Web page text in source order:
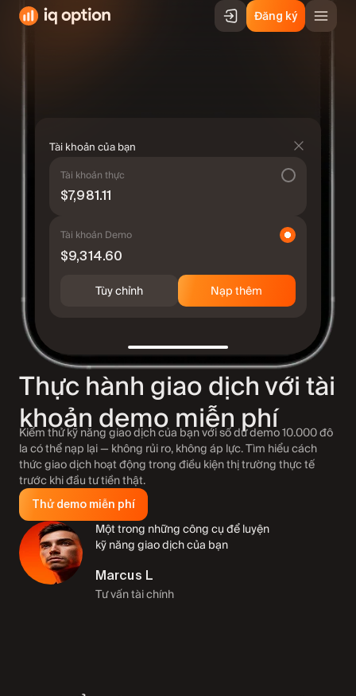
Đăng ký
Tài khoản của bạn
Tài khoản thực
$7,981.11
Tài khoản Demo
$9,314.60
Tùy chỉnh Nạp thêm
Thực hành giao dịch với tài
khoản demo miễn phí
Kiểm thử kỹ năng giao dịch của bạn với số dư demo 10.000 đô
la có thể nạp lại — không rủi ro, không áp lực. Tìm hiểu cách
thức giao dịch hoạt động trong điều kiện thị trường thực tế
trước khi đầu tư tiền thật.
Thử demo miễn phí
Một trong những công cụ để luyện
kỹ năng giao dịch của bạn
Marcus L
Tư vấn tài chính